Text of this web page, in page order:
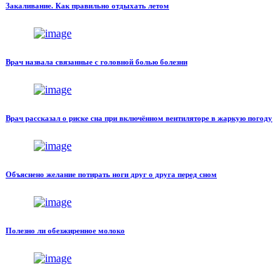
Закаливание. Как правильно отдыхать летом
Врач назвала связанные с головной болью болезни
Врач рассказал о риске сна при включённом вентиляторе в жаркую погоду
Объяснено желание потирать ноги друг о друга перед сном
Полезно ли обезжиренное молоко